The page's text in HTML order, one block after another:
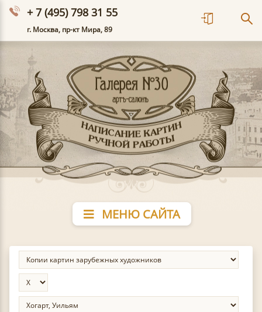
+ 7 (495) 798 31 55
г. Москва, пр-кт Мира, 89
МЕНЮ САЙТА